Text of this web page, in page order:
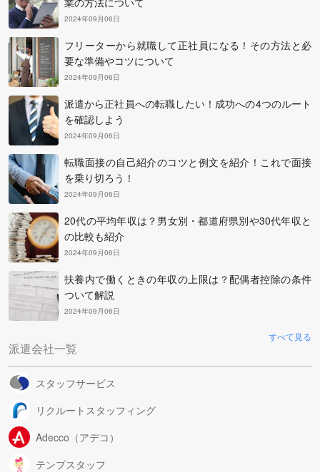
2024年09月06日
フリーターから就職して正社員になる！その方法と必
要な準備やコツについて
2024年09月06日
派遣から正社員への転職したい！成功への4つのルート
を確認しよう
2024年09月06日
転職面接の自己紹介のコツと例文を紹介！これで面接
を乗り切ろう！
2024年09月06日
20代の平均年収は？男女別・都道府県別や30代年収と
の比較も紹介
2024年09月06日
扶養内で働くときの年収の上限は？配偶者控除の条件
ついて解説
2024年09月06日
すべて見る
派遣会社一覧
スタッフサービス
リクルートスタッフィング
Adecco（アデコ）
テンプスタッフ